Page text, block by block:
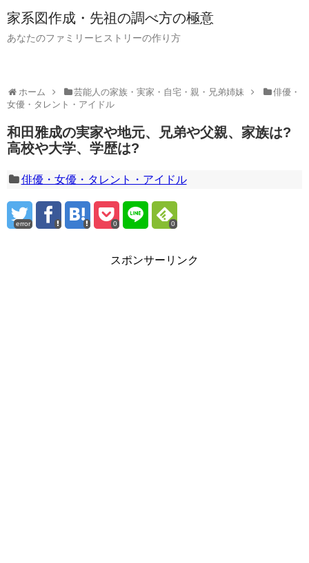
家系図作成・先祖の調べ方の極意
あなたのファミリーヒストリーの作り方
ホーム 芸能人の家族・実家・自宅・親・兄弟姉妹
俳優・
女優・タレント・アイドル
和田雅成の実家や地元、兄弟や父親、家族は?
高校や大学、学歴は?
俳優・女優・タレント・アイドル
error 0 0
スポンサーリンク